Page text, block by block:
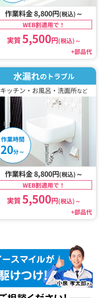
作業料金 8,800円(税込) ～
WEB割適用で！
実質5,500円(税込)～
+部品代
水漏れのトラブル
キッチン・お風呂・洗面所など
作業時間
20分～
作業料金 8,800円(税込) ～
WEB割適用で！
実質5,500円(税込)～
+部品代